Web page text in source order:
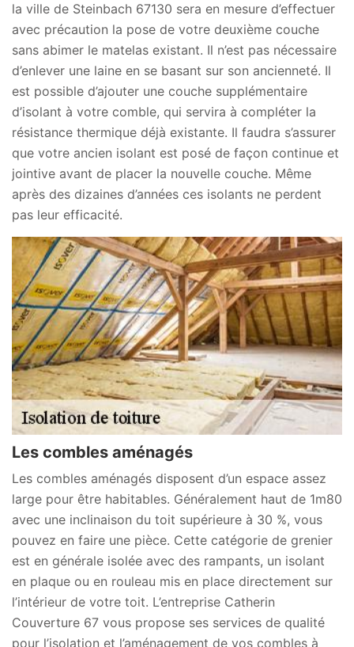
la ville de Steinbach 67130 sera en mesure d’effectuer
avec précaution la pose de votre deuxième couche
sans abimer le matelas existant. Il n’est pas nécessaire
d’enlever une laine en se basant sur son ancienneté. Il
est possible d’ajouter une couche supplémentaire
d’isolant à votre comble, qui servira à compléter la
résistance thermique déjà existante. Il faudra s’assurer
que votre ancien isolant est posé de façon continue et
jointive avant de placer la nouvelle couche. Même
après des dizaines d’années ces isolants ne perdent
pas leur efficacité.
Les combles aménagés
Les combles aménagés disposent d’un espace assez
large pour être habitables. Généralement haut de 1m80
avec une inclinaison du toit supérieure à 30 %, vous
pouvez en faire une pièce. Cette catégorie de grenier
est en générale isolée avec des rampants, un isolant
en plaque ou en rouleau mis en place directement sur
l’intérieur de votre toit. L’entreprise Catherin
Couverture 67 vous propose ses services de qualité
pour l’isolation et l’aménagement de vos combles à